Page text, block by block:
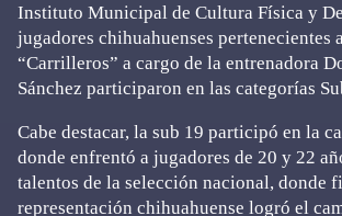
Instituto Municipal de Cultura Física y
jugadores chihuahuenses pertenecientes
“Carrilleros” a cargo de la entrenadora
Sánchez participaron en las categorías
Cabe destacar, la sub 19 participó en la
donde enfrentó a jugadores de 20 y 22
talentos de la selección nacional, donde
representación chihuahuense logró el